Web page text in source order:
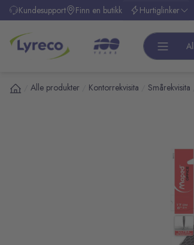
hovedinnhold
Kundesupport Finn en butikk Hurtiglinker
Alle produkter Kontorrekvisita Smårekvisita